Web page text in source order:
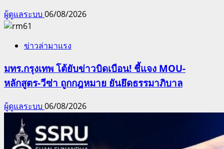
ผู้ดูแลระบบ 06/08/2026
ข่าวล่ามาแรง
มทร.กรุงเทพ โต้ยับข่าวบิดเบือน! ชี้แจง MOU-
หลักสูตร-วีซ่า ถูกกฎหมาย ยันยึดธรรมาภิบาล
ผู้ดูแลระบบ 06/08/2026